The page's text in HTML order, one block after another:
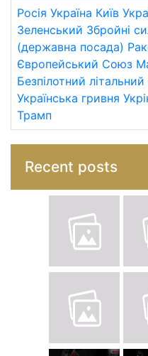
Росія Україна Київ
Зеленський Збройні
(державна посада)
Європейський Союз
Безпілотний
Українська гривня
Трамп
Recent posts